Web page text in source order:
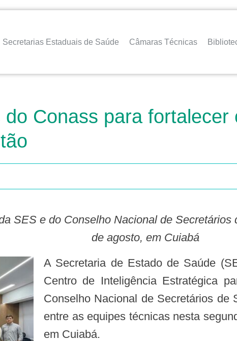
Secretarias Estaduais de Saúde Câmaras Técnicas
Conass para
de agosto, em Cuiabá
A Secretaria de Estado de Saúde (SES-MT) recebeu a visita de equipes técnicas
Centro de Inteligência Estratégica
Conselho Nacional de Secretários de
entre as equipes técnicas nesta
em Cuiabá.